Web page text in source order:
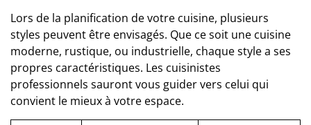
Lors de la planification de votre cuisine, plusieurs
styles peuvent être envisagés. Que ce soit une cuisine
moderne, rustique, ou industrielle, chaque style a ses
propres caractéristiques. Les cuisinistes
professionnels sauront vous guider vers celui qui
convient le mieux à votre espace.